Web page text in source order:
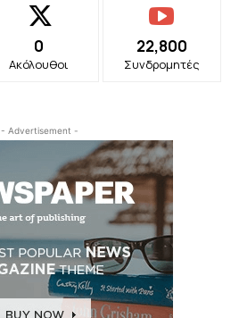
0
Ακόλουθοι
22,800
Συνδρομητές
- Advertisement -